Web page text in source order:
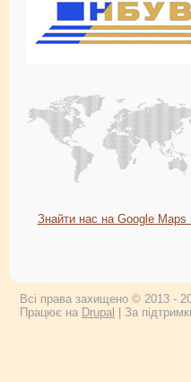
Знайти нас на Google Maps
Всі права захищено © 2013 -
Працює на Drupal | За